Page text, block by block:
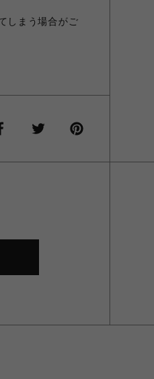
しまう場合がご